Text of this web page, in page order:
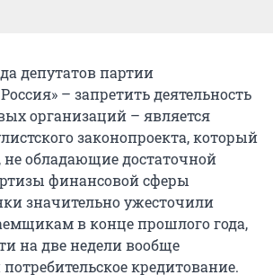
депутатов партии
– запретить деятельность
организаций – является
законопроекта, который
обладающие достаточной
финансовой сферы
значительно ужесточили
в конце прошлого года,
на две недели вообще
кредитование.